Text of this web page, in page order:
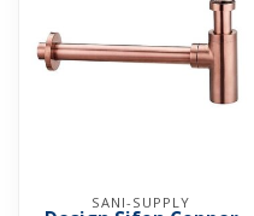
SANI-SUPPLY